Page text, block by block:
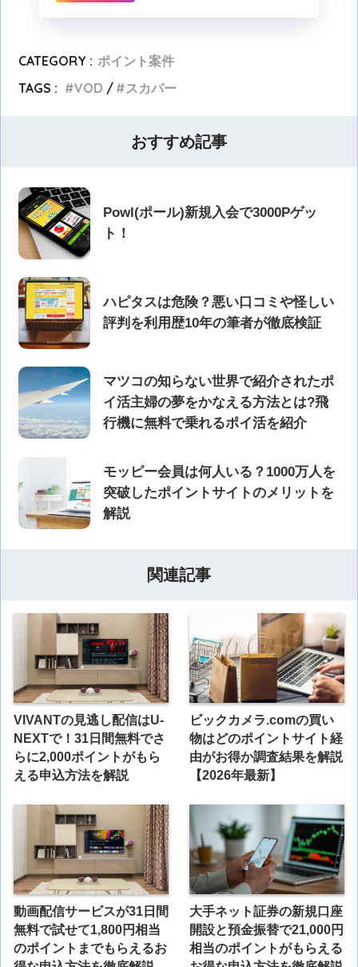
CATEGORY : ポイント案件
TAGS :
VOD スカパー
おすすめ記事
Powl(ポール)新規入会で3000Pゲッ
ト！
ハピタスは危険？悪い口コミや怪しい
評判を利用歴10年の筆者が徹底検証
マツコの知らない世界で紹介されたポ
イ活主婦の夢をかなえる方法とは?飛
行機に無料で乗れるポイ活を紹介
モッピー会員は何人いる？1000万人を
突破したポイントサイトのメリットを
解説
関連記事
VIVANTの見逃し配信はU-
NEXTで！31日間無料でさ
らに2,000ポイントがもら
える申込方法を解説
ビックカメラ.comの買い
物はどのポイントサイト経
由がお得か調査結果を解説
【2026年最新】
動画配信サービスが31日間
無料で試せて1,800円相当
のポイントまでもらえるお
大手ネット証券の新規口座
開設と預金振替で21,000円
相当のポイントがもらえる